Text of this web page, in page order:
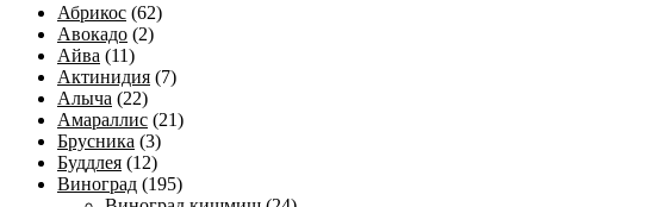
Абрикос (62)
Авокадо (2)
Айва (11)
Актинидия (7)
Алыча (22)
Амараллис (21)
Брусника (3)
Буддлея (12)
Виноград (195)